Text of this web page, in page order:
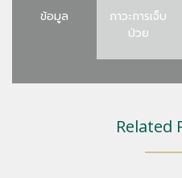
ข้อมูล
ภาวะการเจ็บ
ป่วย
Related